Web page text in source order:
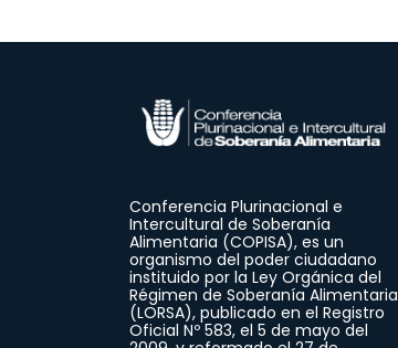
Conferencia Plurinacional e
Intercultural de Soberanía
Alimentaria (COPISA), es un
organismo del poder ciudadano
instituido por la Ley Orgánica del
Régimen de Soberanía Alimentaria
(LORSA), publicado en el Registro
Oficial Nº 583, el 5 de mayo del